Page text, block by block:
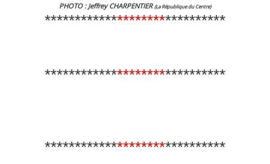
PHOTO : Jeffrey CHARPENTIER(La République du Centre)
******************************
******************************
******************************